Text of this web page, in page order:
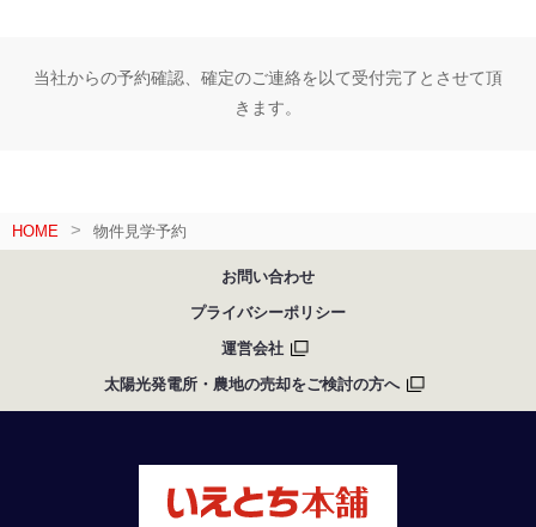
当社からの予約確認、確定のご連絡を以て受付完了とさせて頂
きます。
HOME 物件見学予約
お問い合わせ
プライバシーポリシー
運営会社
太陽光発電所・農地の売却をご検討の方へ